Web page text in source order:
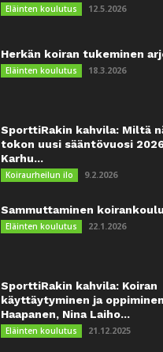
Eläinten koulutus 12.5.2026
Herkän koiran tukeminen
Eläinten koulutus 18.3.2026
SporttiRakin kahvila: Miltä
tokon uusi sääntövuosi
Karhu...
Koiraurheilun ilo 9.2.2026
Sammuttaminen
Eläinten koulutus 22.1.2026
SporttiRakin kahvila: Koiran
käyttäytyminen ja
Haapanen, Nina Laiho...
Eläinten koulutus 21.12.2025